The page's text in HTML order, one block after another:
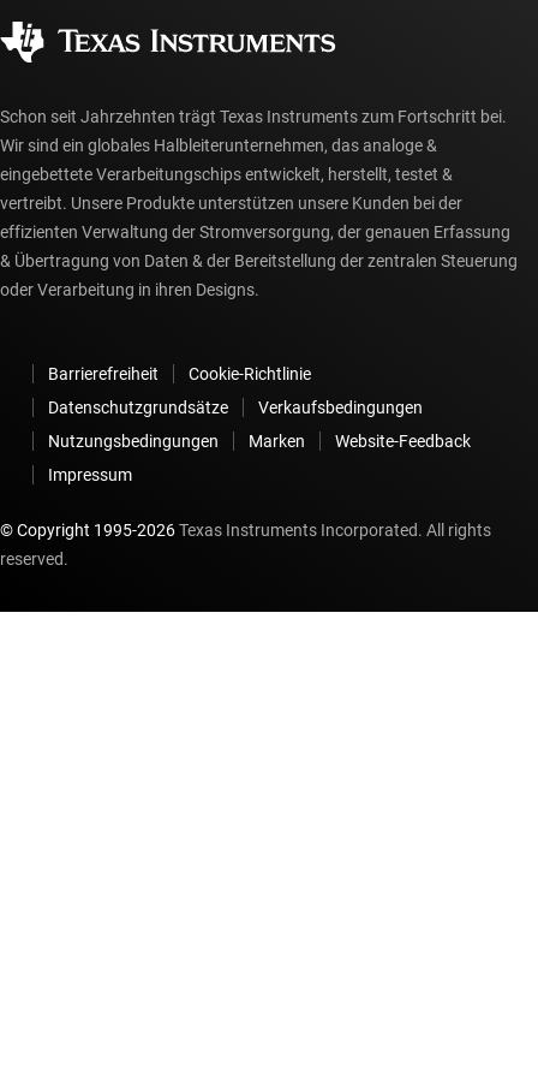
myTI-Konto FAQs
Schon seit Jahrzehnten trägt Texas Instruments zum Fortschritt bei.
Wir sind ein globales Halbleiterunternehmen, das analoge &
eingebettete Verarbeitungschips entwickelt, herstellt, testet &
vertreibt. Unsere Produkte unterstützen unsere Kunden bei der
effizienten Verwaltung der Stromversorgung, der genauen Erfassung
& Übertragung von Daten & der Bereitstellung der zentralen Steuerung
oder Verarbeitung in ihren Designs.
Barrierefreiheit
Cookie-Richtlinie
Datenschutzgrundsätze
Verkaufsbedingungen
Nutzungsbedingungen
Marken
Website-Feedback
Impressum
© Copyright 1995-2026Texas Instruments Incorporated. All rights
reserved.